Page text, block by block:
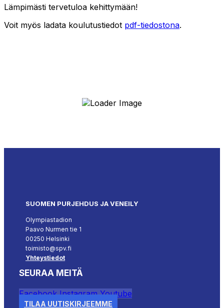
Lämpimästi tervetuloa kehittymään!
Voit myös ladata koulutustiedot pdf-tiedostona.
SUOMEN PURJEHDUS JA VENEILY
Olympiastadion
Paavo Nurmen tie 1
00250 Helsinki
toimisto@spv.fi
Yhteystiedot
SEURAA MEITÄ
Facebook Instagram Youtube
TILAA UUTISKIRJEEMME